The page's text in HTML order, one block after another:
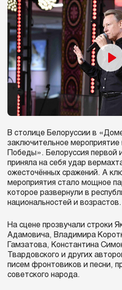
В столице Белоруссии в
заключительное мероприятие
Победы». Белоруссия первой
приняла на себя удар
ожесточённых сражений. А
мероприятия стало мощное
которое развернули в
национальностей и возрастов.
На сцене прозвучали строки
Адамовича, Владимира
Гамзатова, Константина
Твардовского и других
писем фронтовиков и песни,
советского народа.